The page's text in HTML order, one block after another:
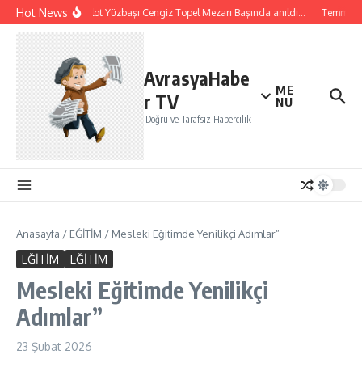
İçeriğe atla
Hot NewsŞehit Pilot Yüzbaşı Cengiz Topel Mezarı Başında anıldı… Temmuz
AvrasyaHabe
r TV
Doğru ve Tarafsız Habercilik
ME
NU
Anasayfa / EĞİTİM / Mesleki Eğitimde Yenilikçi Adımlar”
EĞİTİM EĞİTİM
Mesleki Eğitimde Yenilikçi
Adımlar”
23 Şubat 2026